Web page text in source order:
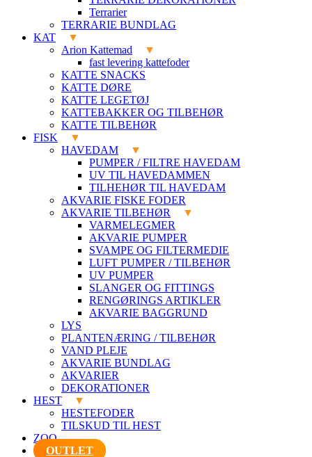
Terrarier
TERRARIE BUNDLAG
KAT
Arion Kattemad
fast levering kattefoder
KATTE SNACKS
KATTE DØRE
KATTE LEGETØJ
KATTEBAKKER OG TILBEHØR
KATTE TILBEHØR
FISK
HAVEDAM
PUMPER / FILTRE HAVEDAM
UV TIL HAVEDAMMEN
TILHEHØR TIL HAVEDAM
AKVARIE FISKE FODER
AKVARIE TILBEHØR
VARMELEGMER
AKVARIE PUMPER
SVAMPE OG FILTERMEDIE
LUFT PUMPER / TILBEHØR
UV PUMPER
SLANGER OG FITTINGS
RENGØRINGS ARTIKLER
AKVARIE BAGGRUND
LYS
PLANTENÆRING / TILBEHØR
VAND PLEJE
AKVARIE BUNDLAG
AKVARIER
DEKORATIONER
HEST
HESTEFODER
TILSKUD TIL HEST
ZOO
OUTLET